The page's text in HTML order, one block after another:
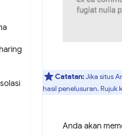
Catatan:Jika situs
hasil penelusuran. Rujuk
Anda akan